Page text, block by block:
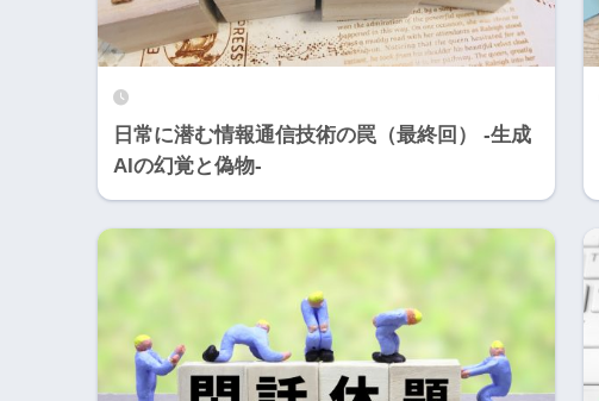
日常に潜む情報通信技術の罠（最終回） -生成
AIの幻覚と偽物-